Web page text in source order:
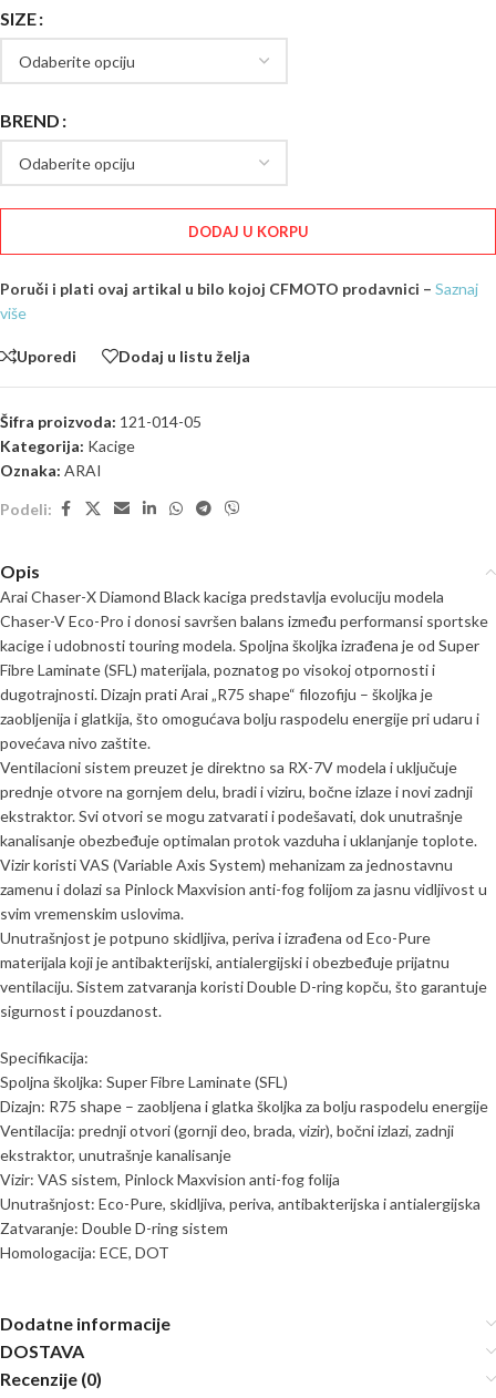
SIZE
BREND
DODAJ U KORPU
Poruči i plati ovaj artikal u bilo kojoj CFMOTO prodavnici – Saznaj
više
Uporedi Dodaj u listu želja
Šifra proizvoda: 121-014-05
Kategorija: Kacige
Oznaka: ARAI
Podeli:
Opis
Arai Chaser-X Diamond Black kaciga predstavlja evoluciju modela
Chaser-V Eco-Pro i donosi savršen balans između performansi sportske
kacige i udobnosti touring modela. Spoljna školjka izrađena je od Super
Fibre Laminate (SFL) materijala, poznatog po visokoj otpornosti i
dugotrajnosti. Dizajn prati Arai „R75 shape“ filozofiju – školjka je
zaobljenija i glatkija, što omogućava bolju raspodelu energije pri udaru i
povećava nivo zaštite.
Ventilacioni sistem preuzet je direktno sa RX-7V modela i uključuje
prednje otvore na gornjem delu, bradi i viziru, bočne izlaze i novi zadnji
ekstraktor. Svi otvori se mogu zatvarati i podešavati, dok unutrašnje
kanalisanje obezbeđuje optimalan protok vazduha i uklanjanje toplote.
Vizir koristi VAS (Variable Axis System) mehanizam za jednostavnu
zamenu i dolazi sa Pinlock Maxvision anti-fog folijom za jasnu vidljivost u
svim vremenskim uslovima.
Unutrašnjost je potpuno skidljiva, periva i izrađena od Eco-Pure
materijala koji je antibakterijski, antialergijski i obezbeđuje prijatnu
ventilaciju. Sistem zatvaranja koristi Double D-ring kopču, što garantuje
sigurnost i pouzdanost.
Specifikacija:
Spoljna školjka: Super Fibre Laminate (SFL)
Dizajn: R75 shape – zaobljena i glatka školjka za bolju raspodelu energije
Ventilacija: prednji otvori (gornji deo, brada, vizir), bočni izlazi, zadnji
ekstraktor, unutrašnje kanalisanje
Vizir: VAS sistem, Pinlock Maxvision anti-fog folija
Unutrašnjost: Eco-Pure, skidljiva, periva, antibakterijska i antialergijska
Zatvaranje: Double D-ring sistem
Homologacija: ECE, DOT
Dodatne informacije
DOSTAVA
Recenzije (0)